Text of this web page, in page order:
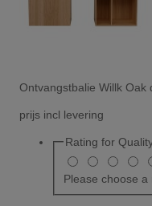
Ontvangstbalie Willk Oak
prijs incl levering
Rating for
Please choose a